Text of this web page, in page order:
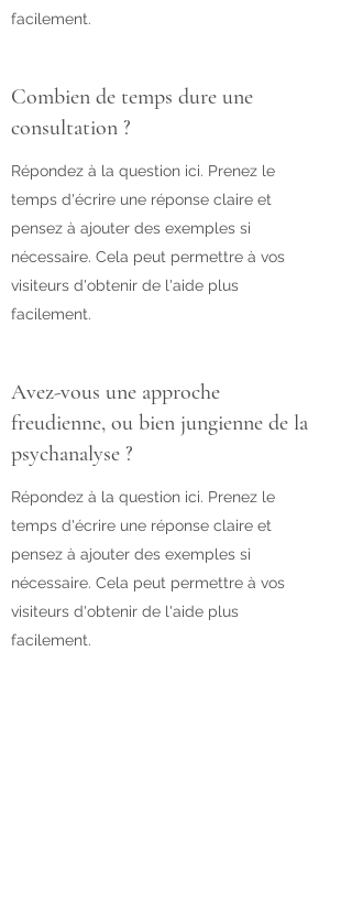
facilement.
Combien de temps dure une
consultation ?
Répondez à la question ici. Prenez le
temps d'écrire une réponse claire et
pensez à ajouter des exemples si
nécessaire. Cela peut permettre à vos
visiteurs d'obtenir de l'aide plus
facilement.
Avez-vous une approche
freudienne, ou bien jungienne de la
psychanalyse ?
Répondez à la question ici. Prenez le
temps d'écrire une réponse claire et
pensez à ajouter des exemples si
nécessaire. Cela peut permettre à vos
visiteurs d'obtenir de l'aide plus
facilement.